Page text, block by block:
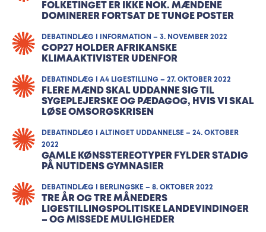
FOLKETINGET ER IKKE NOK. MÆNDENE
DOMINERER FORTSAT DE TUNGE POSTER
DEBATINDLÆG I INFORMATION – 3. NOVEMBER 2022
COP27 HOLDER AFRIKANSKE
KLIMAAKTIVISTER UDENFOR
DEBATINDLÆG I A4 LIGESTILLING – 27. OKTOBER 2022
FLERE MÆND SKAL UDDANNE SIG TIL
SYGEPLEJERSKE OG PÆDAGOG, HVIS VI SKAL
LØSE OMSORGSKRISEN
DEBATINDLÆG I ALTINGET UDDANNELSE – 24. OKTOBER
2022
GAMLE KØNSSTEREOTYPER FYLDER STADIG
PÅ NUTIDENS GYMNASIER
DEBATINDLÆG I BERLINGSKE – 8. OKTOBER 2022
TRE ÅR OG TRE MÅNEDERS
LIGESTILLINGSPOLITISKE LANDEVINDINGER
– OG MISSEDE MULIGHEDER